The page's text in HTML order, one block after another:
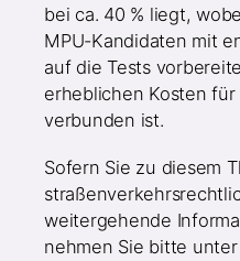
bei ca. 40 % liegt,
MPU-Kandidaten mit
auf die Tests
erheblichen Kosten
verbunden ist.
Sofern Sie zu diesem
weitergehende
nehmen Sie bitte